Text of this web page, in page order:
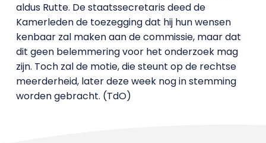
aldus Rutte. De staatssecretaris deed de
Kamerleden de toezegging dat hij hun wensen
kenbaar zal maken aan de commissie, maar dat
dit geen belemmering voor het onderzoek mag
zijn. Toch zal de motie, die steunt op de rechtse
meerderheid, later deze week nog in stemming
worden gebracht. (TdO)